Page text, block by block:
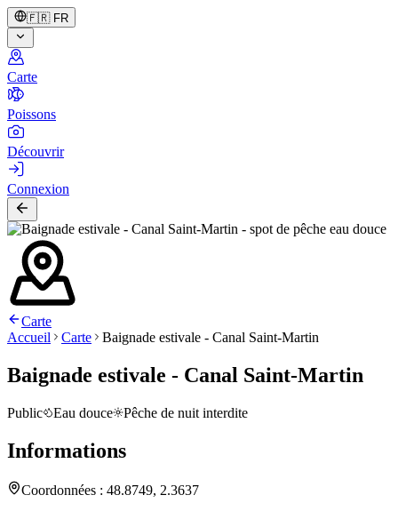
🇫🇷 FR
Carte
Poissons
Découvrir
Connexion
Carte
Accueil
Carte Baignade estivale - Canal Saint-Martin
Baignade estivale - Canal Saint-Martin
Public Eau douce Pêche de nuit interdite
Informations
Coordonnées : 48.8749, 2.3637